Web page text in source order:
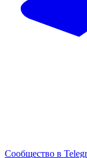
Сообщество в